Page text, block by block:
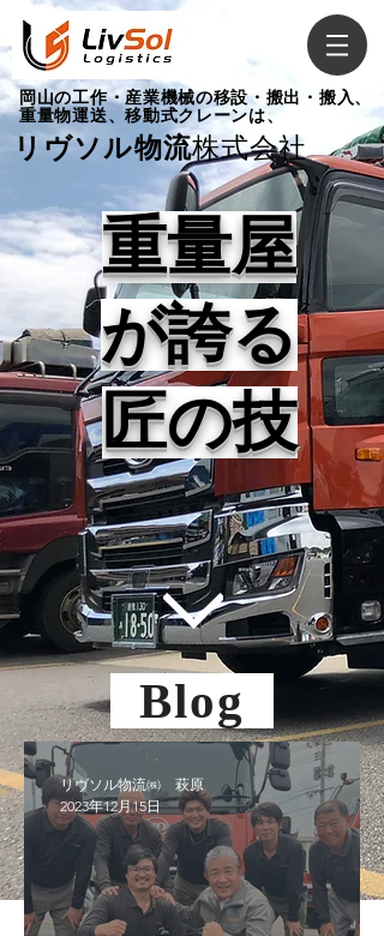
​岡山の工作・産業機械の移設・搬出・搬入、
重量物運送、移動式クレーンは、
リヴソル物流株式会社
重量屋
が誇る
​匠の技
​ Blog
リヴソル物流㈱ 萩原
2023年12月15日